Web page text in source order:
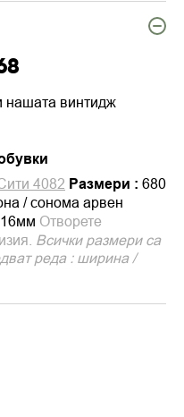
нашата винтидж
4082 Размери : 680
/ сонома арвен
Отворете
Всички размери са
реда : ширина /